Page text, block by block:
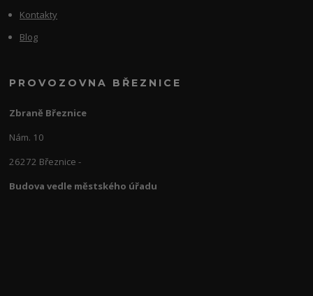
Kontakty
Blog
PROVOZOVNA BŘEZNICE
Zbraně Březnice
Nám. 10
26272 Březnice -
Budova vedle městského úřadu